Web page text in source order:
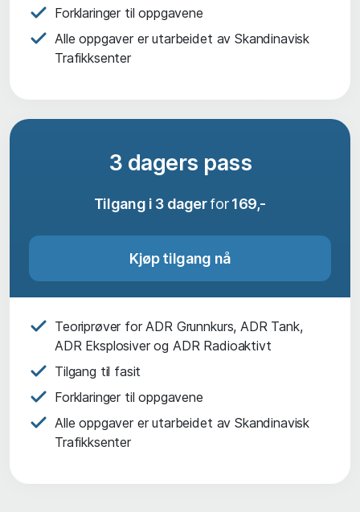
Forklaringer til oppgavene
Alle oppgaver er utarbeidet av Skandinavisk
Trafikksenter
3 dagers pass
Tilgang i 3 dagerfor169,-
Kjøp tilgang nå
Teoriprøver for ADR Grunnkurs, ADR Tank,
ADR Eksplosiver og ADR Radioaktivt
Tilgang til fasit
Forklaringer til oppgavene
Alle oppgaver er utarbeidet av Skandinavisk
Trafikksenter